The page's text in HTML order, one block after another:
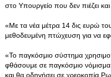
στο Υπουργείο που δεν πιέζει
«Με τα νέα μέτρα 14 δις ευρώ
μεθοδευμένη πτώχευση για να
«Το παγκόσμιο σύστημα
φθάσουμε σε παγκόσμιο
και θα οδηγήσει σε χρεοκοπία